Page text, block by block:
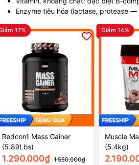
Enzyme tiêu hóa (lactase, protease
17%
Redcon1 Mass Gainer
(5.89Lbs)
1.290.000₫1.550.000₫
Giảm 14%
Muscle
(5.4kg)